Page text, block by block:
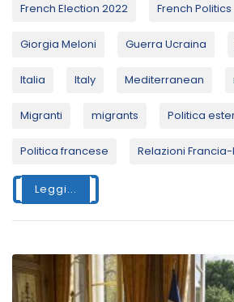
French Election 2022 French Politics
Giorgia Meloni Guerra Ucraina
Italia Italy Mediterranean
Migranti migrants Politica
Politica francese Relazioni
Leggi...